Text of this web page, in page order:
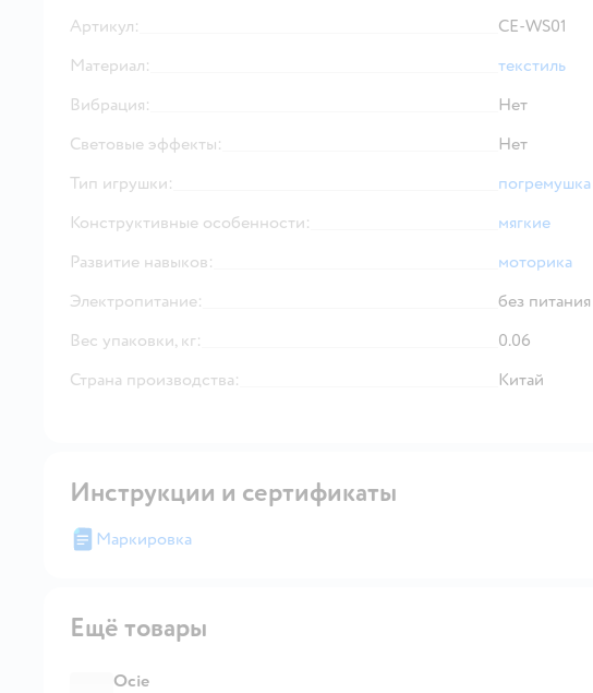
Артикул:
CE-WS01
Материал:
текстиль
Вибрация:
Нет
Световые эффекты:
Нет
Тип игрушки:
погремушка
Конструктивные особенности:
мягкие
Развитие навыков:
моторика
Электропитание:
без питания
Вес упаковки, кг:
0.06
Страна производства:
Китай
Инструкции и сертификаты
Маркировка
Ещё товары
Ocie